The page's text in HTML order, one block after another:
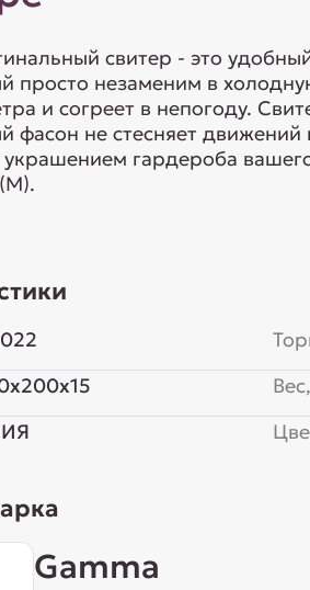
свитер - это
просто незаменим в
и согреет в непогоду.
фасон не стесняет
украшением гардероба
Gamma